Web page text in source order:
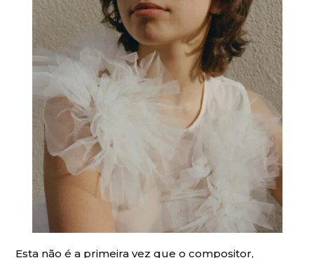
Esta não é a primeira vez que o compositor,